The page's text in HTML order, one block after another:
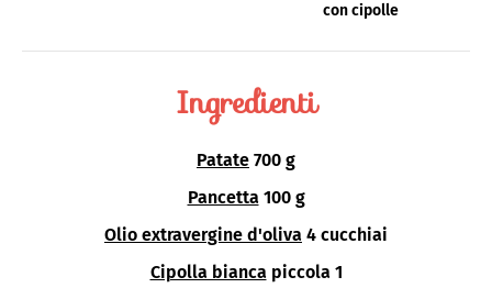
con cipolle
Ingredienti
Patate 700 g
Pancetta 100 g
Olio extravergine d'oliva 4 cucchiai
Cipolla bianca piccola 1